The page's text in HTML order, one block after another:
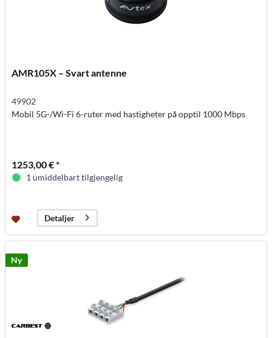
AMR105X – Svart antenne
49902
Mobil 5G-/Wi-Fi 6-ruter med hastigheter på opptil 1000 Mbps
1253,00 € *
1 umiddelbart tilgjengelig
Detaljer
Ny